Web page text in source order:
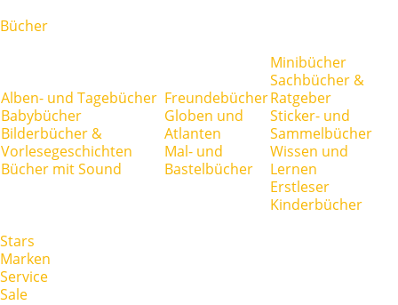
Bücher
Alben- und Tagebücher
Babybücher
Bilderbücher &
Vorlesegeschichten
Bücher mit Sound
Freundebücher
Globen und
Atlanten
Mal- und
Bastelbücher
Minibücher
Sachbücher &
Ratgeber
Sticker- und
Sammelbücher
Wissen und
Lernen
Erstleser
Kinderbücher
Stars
Marken
Service
Sale